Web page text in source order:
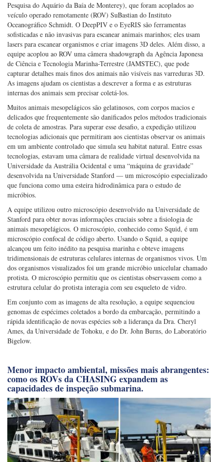
Os sistemas de imagem incluíam os instrumentos DeepPIV (velocimetria
por imagem de partículas) e EyeRIS (sistema de imagem remota),
desenvolvidos pelo Laboratório de Bioinspiração do MBARI (Instituto de
Pesquisa do Aquário da Baía de Monterey), que foram acoplados ao
veículo operado remotamente (ROV) SuBastian do Instituto
Oceanográfico Schmidt. O DeepPIV e o EyeRIS são ferramentas
sofisticadas e não invasivas para escanear animais marinhos; eles usam
lasers para escanear organismos e criar imagens 3D deles. Além disso, a
equipe acoplou ao ROV uma câmera shadowgraph da Agência Japonesa
de Ciência e Tecnologia Marinha-Terrestre (JAMSTEC), que pode
capturar detalhes mais finos dos animais não visíveis nas varreduras 3D.
As imagens ajudam os cientistas a descrever a forma e as estruturas
internas dos animais sem precisar coletá-los.
Muitos animais mesopelágicos são gelatinosos, com corpos macios e
delicados que frequentemente são danificados pelos métodos tradicionais
de coleta de amostras. Para superar esse desafio, a expedição utilizou
tecnologias adicionais que permitiram aos cientistas observar os animais
em um ambiente controlado que simula seu habitat natural. Entre essas
tecnologias, estavam uma câmara de realidade virtual desenvolvida na
Universidade da Austrália Ocidental e uma “máquina de gravidade”
desenvolvida na Universidade Stanford — um microscópio especializado
que funciona como uma esteira hidrodinâmica para o estudo de
micróbios.
A equipe utilizou outro microscópio desenvolvido na Universidade de
Stanford para obter novas informações cruciais sobre a fisiologia de
animais mesopelágicos. O microscópio, conhecido como Squid, é um
microscópio confocal de código aberto. Usando o Squid, a equipe
alcançou um feito inédito na pesquisa marinha e obteve imagens
tridimensionais de estruturas celulares internas de organismos vivos. Um
dos organismos visualizados foi um grande micróbio unicelular chamado
protista. O microscópio permitiu que os cientistas observassem como a
estrutura celular do protista interagia com seu esqueleto de vidro.
Em conjunto com as imagens de alta resolução, a equipe sequenciou
genomas de espécimes coletados a bordo da embarcação, permitindo a
Bigelow.
Menor impacto ambiental, missões mais abrangentes:
como os ROVs da CHASING expandem as
capacidades de inspeção submarina.